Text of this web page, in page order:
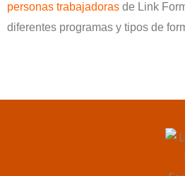
personas trabajadoras de Link
diferentes programas y tipos de